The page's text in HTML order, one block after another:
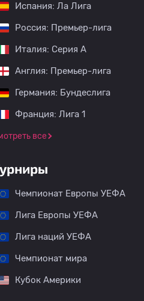
Испания: Ла Лига
Россия: Премьер-лига
Италия: Серия А
Англия: Премьер-лига
Германия: Бундеслига
Франция: Лига 1
все
Чемпионат Европы УЕФА
Лига Европы УЕФА
Лига наций УЕФА
Чемпионат мира
Кубок Америки